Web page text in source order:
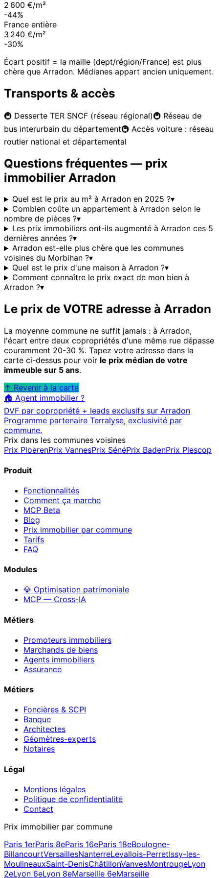
2 600 €/m²
-44%
France entière
3 240 €/m²
-30%
Écart positif = la maille (dept/région/France) est plus
chère que Arradon. Médianes appart ancien uniquement.
Transports & accès
🚇 Desserte TER SNCF (réseau régional)🚇 Réseau de
bus interurbain du département🚇 Accès voiture : réseau
routier national et départemental
Questions fréquentes — prix
immobilier Arradon
Quel est le prix au m² à Arradon en 2025 ?▾
Combien coûte un appartement à Arradon selon le
nombre de pièces ?▾
Les prix immobiliers ont-ils augmenté à Arradon ces 5
dernières années ?▾
Arradon est-elle plus chère que les communes
voisines du Morbihan ?▾
Quel est le prix d'une maison à Arradon ?▾
Comment connaître le prix exact de mon bien à
Arradon ?▾
Le prix de VOTRE adresse à Arradon
La moyenne commune ne suffit jamais : à Arradon,
l'écart entre deux copropriétés d'une même rue dépasse
couramment 20-30 %. Tapez votre adresse dans la
carte ci-dessus pour voir le prix médian de votre
immeuble sur 5 ans.
↑ Revenir à la carte
🏠 Agent immobilier ?
DVF par copropriété + leads exclusifs sur Arradon
Programme partenaire Terralyse, exclusivité par
commune.
Prix dans les communes voisines
Prix PloerenPrix VannesPrix SénéPrix BadenPrix Plescop
Produit
Fonctionnalités
Comment ça marche
MCP Beta
Blog
Prix immobilier par commune
Tarifs
FAQ
Modules
💎 Optimisation patrimoniale
MCP — Cross-IA
Métiers
Promoteurs immobiliers
Marchands de biens
Agents immobiliers
Assurance
Métiers
Foncières & SCPI
Banque
Architectes
Géomètres-experts
Notaires
Légal
Mentions légales
Politique de confidentialité
Contact
Prix immobilier par commune
Paris 1erParis 8eParis 16eParis 18eBoulogne-
BillancourtVersaillesNanterreLevallois-PerretIssy-les-
MoulineauxSaint-DenisChâtillonVanvesMontrougeLyon
2eLyon 6eLyon 8eMarseille 6eMarseille